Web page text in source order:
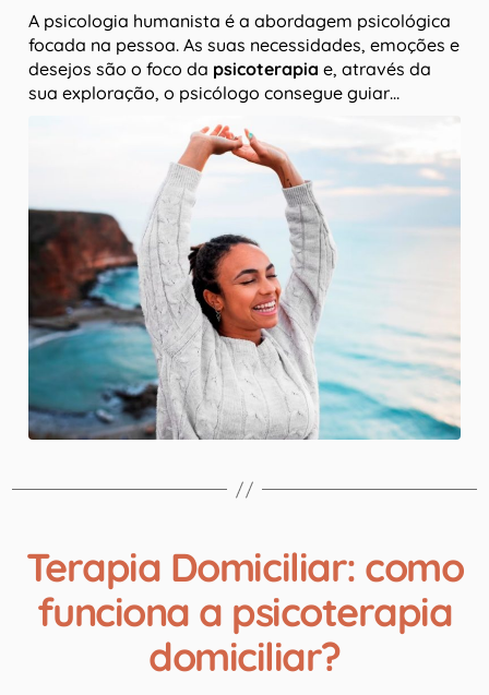
A psicologia humanista é a abordagem psicológica
focada na pessoa. As suas necessidades, emoções e
desejos são o foco da psicoterapia e, através da
sua exploração, o psicólogo consegue guiar…
Terapia Domiciliar: como
funciona a psicoterapia
domiciliar?